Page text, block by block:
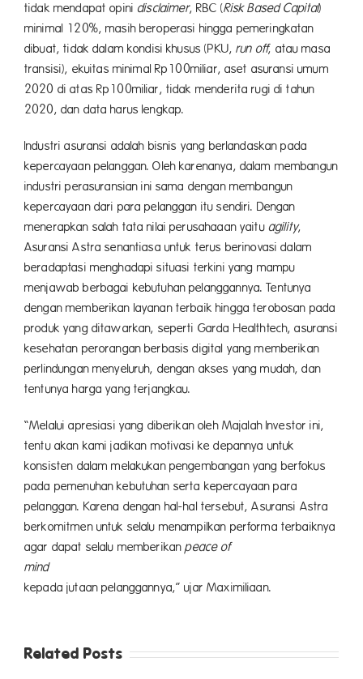
tidak mendapat opinidisclaimer, RBC (Risk Based Capital)
minimal 120%, masih beroperasi hingga pemeringkatan
dibuat, tidak dalam kondisi khusus (PKU,run off, atau masa
transisi), ekuitas minimal Rp100miliar, aset asuransi umum
2020 di atas Rp100miliar, tidak menderita rugi di tahun
2020, dan data harus lengkap.
Industri asuransi adalah bisnis yang berlandaskan pada
kepercayaan pelanggan. Oleh karenanya, dalam membangun
industri perasuransian ini sama dengan membangun
kepercayaan dari para pelanggan itu sendiri. Dengan
menerapkan salah tata nilai perusahaaan yaitu agility,
Asuransi Astra senantiasa untuk terus berinovasi dalam
beradaptasi menghadapi situasi terkini yang mampu
menjawab berbagai kebutuhan pelanggannya. Tentunya
dengan memberikan layanan terbaik hingga terobosan pada
produk yang ditawarkan, seperti Garda Healthtech, asuransi
kesehatan perorangan berbasis digital yang memberikan
perlindungan menyeluruh, dengan akses yang mudah, dan
tentunya harga yang terjangkau.
“Melalui apresiasi yang diberikan oleh Majalah Investor ini,
tentu akan kami jadikan motivasi ke depannya untuk
konsisten dalam melakukan pengembangan yang berfokus
pada pemenuhan kebutuhan serta kepercayaan para
pelanggan. Karena dengan hal-hal tersebut, Asuransi Astra
berkomitmen untuk selalu menampilkan performa terbaiknya
agar dapat selalu memberikanpeace of
mind
kepada jutaan pelanggannya,” ujar Maximiliaan.
Related Posts